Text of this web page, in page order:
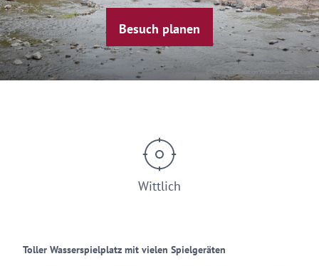
© Tourist-Information Wittlich Stadt & Land
Besuch planen
Wittlich
Toller Wasserspielplatz mit vielen Spielgeräten